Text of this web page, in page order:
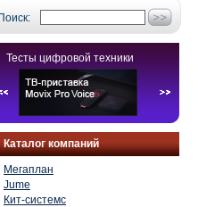
Тесты цифровой техники
Каталог компаний
Мегаплан
Jume
Кит-системс